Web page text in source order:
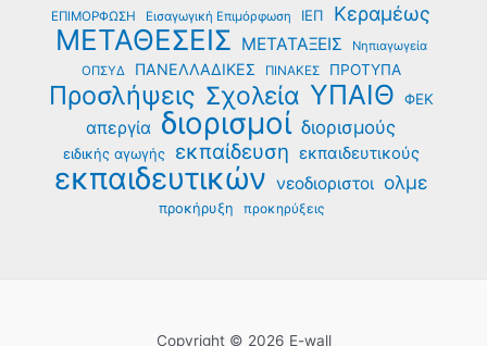
ΕΠΙΜΟΡΦΩΣΗ Εισαγωγική Επιμόρφωση ΙΕΠ Κεραμέως
ΜΕΤΑΘΕΣΕΙΣ ΜΕΤΑΤΑΞΕΙΣ
Νηπιαγωγεία
ΟΠΣΥΔ
ΠΑΝΕΛΛΑΔΙΚΕΣ ΠΙΝΑΚΕΣ ΠΡΟΤΥΠΑ
Προσλήψεις Σχολεία ΥΠΑΙΘ ΦΕΚ
απεργία διορισμοί διορισμούς
ειδικής αγωγής εκπαίδευση εκπαιδευτικούς
εκπαιδευτικών νεοδιοριστοι ολμε
προκήρυξη προκηρύξεις
Copyright © 2026 E-wall